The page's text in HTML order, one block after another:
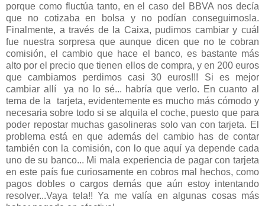
porque como fluctúa tanto, en el caso del BBVA nos decía
que no cotizaba en bolsa y no podían conseguirnosla.
Finalmente, a través de la Caixa, pudimos cambiar y cuál
fue nuestra sorpresa que aunque dicen que no te cobran
comisión, el cambio que hace el banco, es bastante más
alto por el precio que tienen ellos de compra, y en 200 euros
que cambiamos perdimos casi 30 euros!!! Si es mejor
cambiar allí ya no lo sé... habría que verlo. En cuanto al
tema de la tarjeta, evidentemente es mucho más cómodo y
necesaria sobre todo si se alquila el coche, puesto que para
poder repostar muchas gasolineras solo van con tarjeta. El
problema está en que además del cambio has de contar
también con la comisión, con lo que aquí ya depende cada
uno de su banco... Mi mala experiencia de pagar con tarjeta
en este país fue curiosamente en cobros mal hechos, como
pagos dobles o cargos demás que aún estoy intentando
resolver...Vaya tela!! Ya me valía en algunas cosas más